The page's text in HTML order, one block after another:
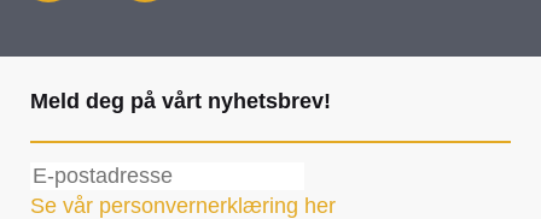
Meld deg på vårt nyhetsbrev!
Se vår personvernerklæring her